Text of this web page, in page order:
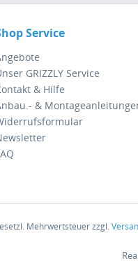
Service
GRIZZLY Service
& Hilfe
&
Mehrwertsteuer zzgl.